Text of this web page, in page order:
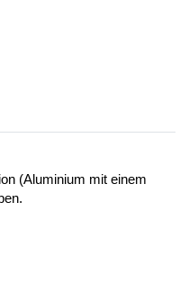
(Aluminium mit einem